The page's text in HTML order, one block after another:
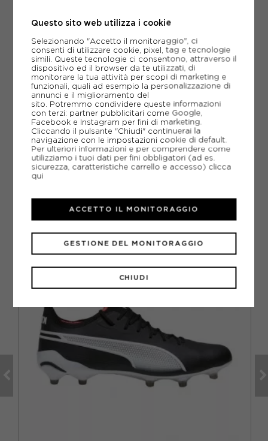
PIÙ INFORMAZIONI
SCHEDA TECNICA
GUIDA ALLE TAGLIE
DOMANDE FREQUENTI
Come ordinare la taglia giusta?
CONSIGLIATI DA NOI
Questo sito web utilizza i cookie
Selezionando "Accetto il monitoraggio", ci
consenti di utilizzare cookie, pixel, tag e tecnologie
simili. Queste tecnologie ci consentono, attraverso il
dispositivo ed il browser da te utilizzati, di
monitorare la tua attività per scopi di marketing e
funzionali, quali ad esempio la personalizzazione di
annunci e il miglioramento del
sito. Potremmo condividere queste informazioni
con terzi: partner pubblicitari come Google,
Facebook e Instagram per fini di marketing.
Cliccando il pulsante "Chiudi" continuerai la
navigazione con le impostazioni cookie di default.
Per ulteriori informazioni e per comprendere come
utilizziamo i tuoi dati per fini obbligatori (ad es.
sicurezza, caratteristiche carrello e accesso) clicca
qui
CHIUDI
GESTIONE DEL MONITORAGGIO
ACCETTO IL MONITORAGGIO